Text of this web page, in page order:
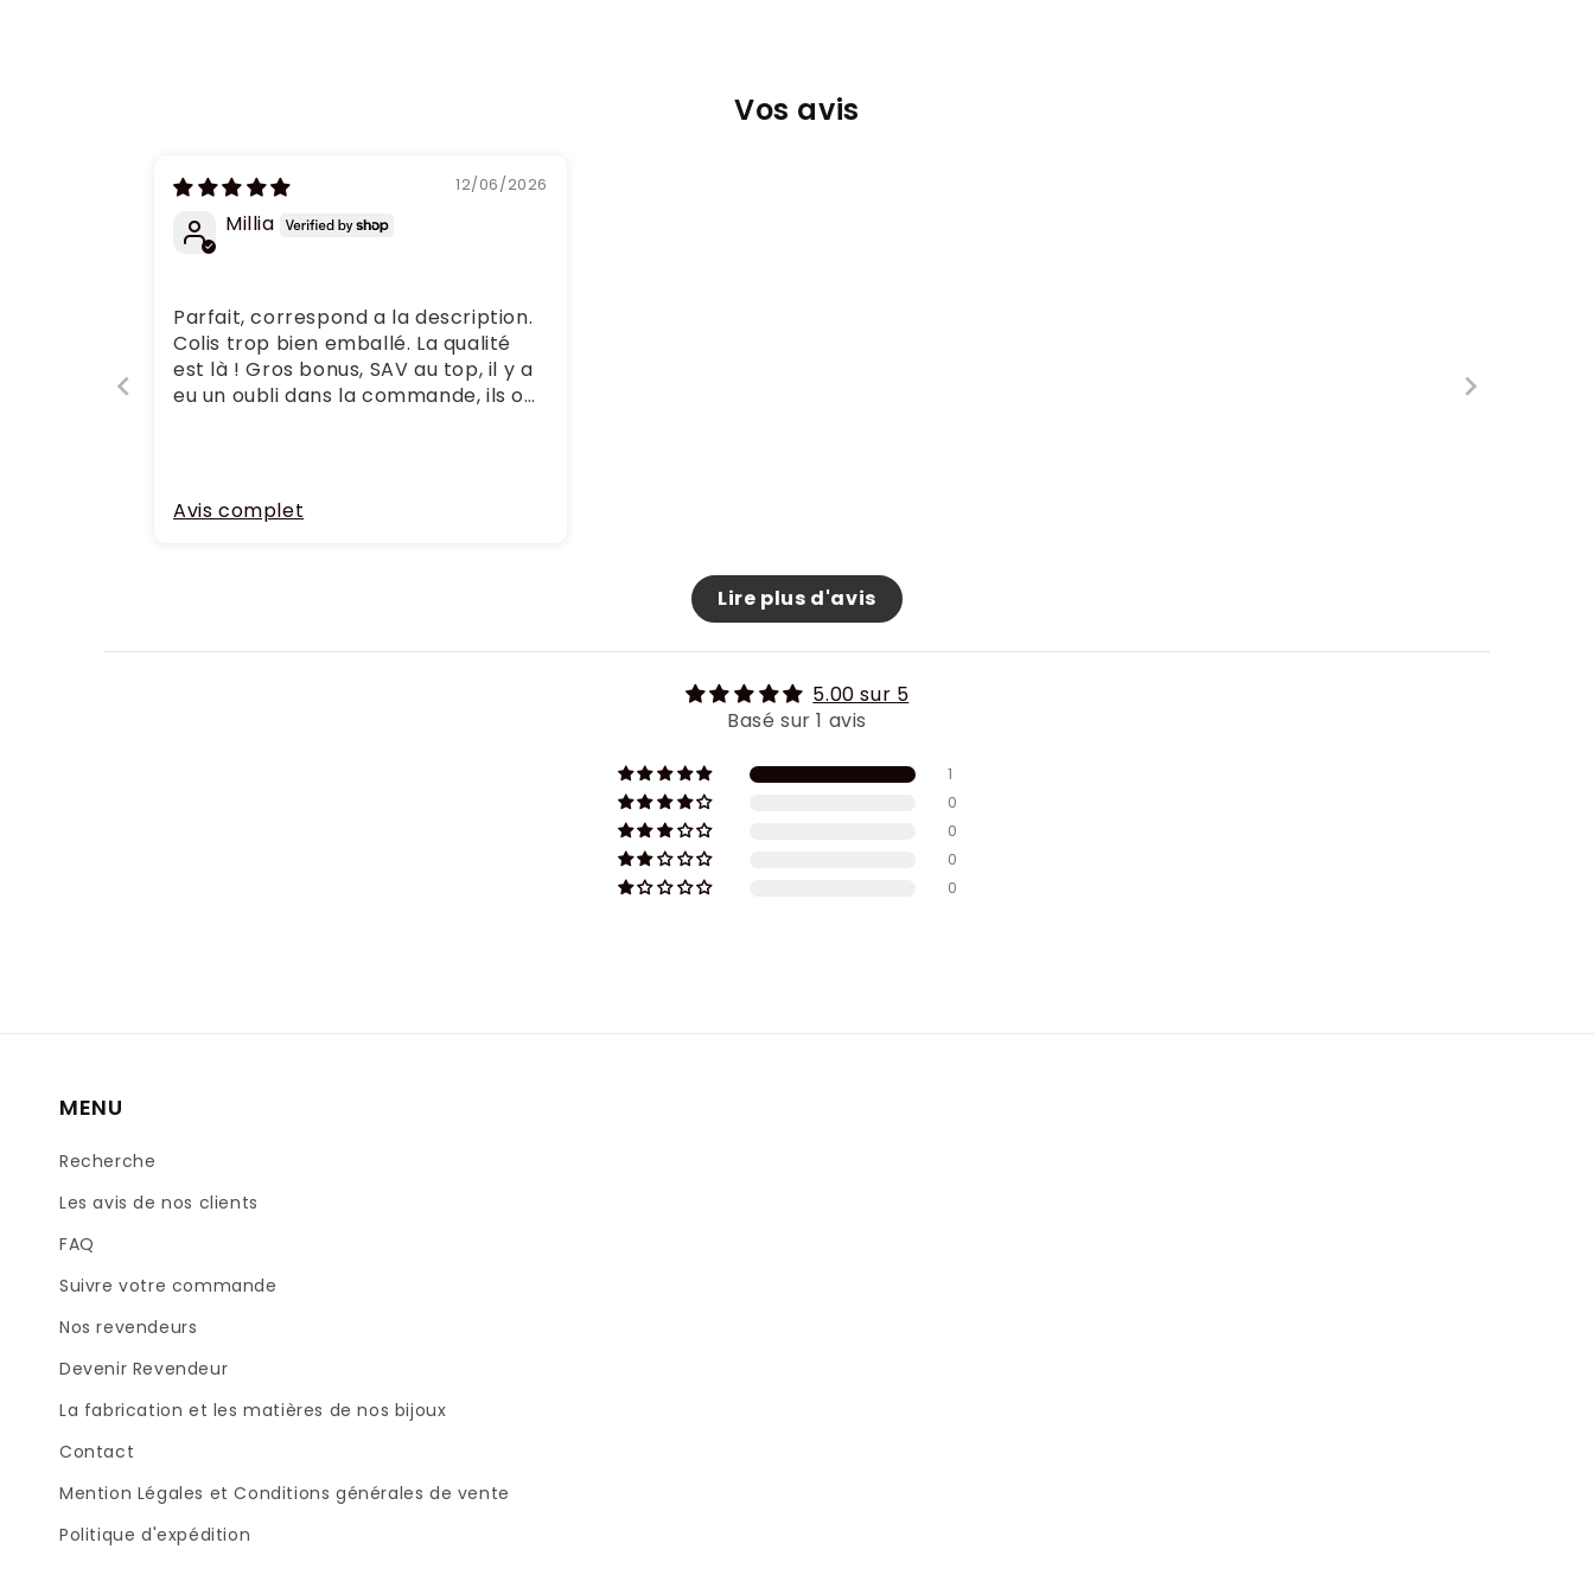
Vos avis
12/06/2026
Millia
Parfait, correspond a la description.
Colis trop bien emballé. La qualité
est là ! Gros bonus, SAV au top, il y a
eu un oubli dans la commande, ils ont
Avis complet
Lire plus d'avis
5.00 sur 5
Basé sur 1 avis
1
0
0
0
0
MENU
Recherche
Les avis de nos clients
FAQ
Suivre votre commande
Nos revendeurs
Devenir Revendeur
La fabrication et les matières de nos bijoux
Contact
Mention Légales et Conditions générales de vente
Politique d'expédition